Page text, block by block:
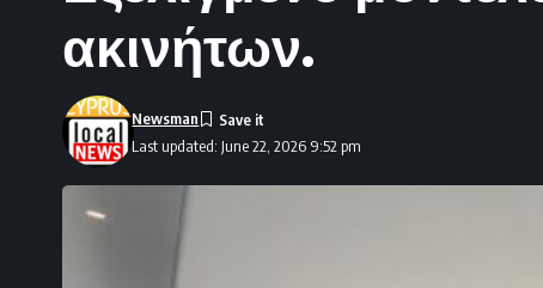
ακινήτων.
Last updated: June 22, 2026 9:52 pm
Newsman